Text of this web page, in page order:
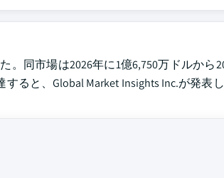
同市場は2026年に1億6,750万ドルから
ると、Global Market Insights Inc.が発表